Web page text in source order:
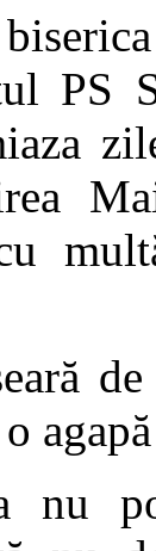
PS
nu